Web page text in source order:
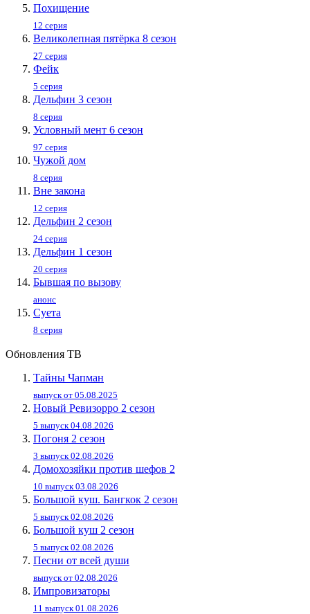
Похищение
12 серия
Великолепная пятёрка 8 сезон
27 серия
Фейк
5 серия
Дельфин 3 сезон
8 серия
Условный мент 6 сезон
97 серия
Чужой дом
8 серия
Вне закона
12 серия
Дельфин 2 сезон
24 серия
Дельфин 1 сезон
20 серия
Бывшая по вызову
анонс
Суета
8 серия
Обновления ТВ
Тайны Чапман
выпуск от 05.08.2025
Новый Ревизорро 2 сезон
5 выпуск 04.08.2026
Погоня 2 сезон
3 выпуск 02.08.2026
Домохозяйки против шефов 2
10 выпуск 03.08.2026
Большой куш. Бангкок 2 сезон
5 выпуск 02.08.2026
Большой куш 2 сезон
5 выпуск 02.08.2026
Песни от всей души
выпуск от 02.08.2026
Импровизаторы
11 выпуск 01.08.2026